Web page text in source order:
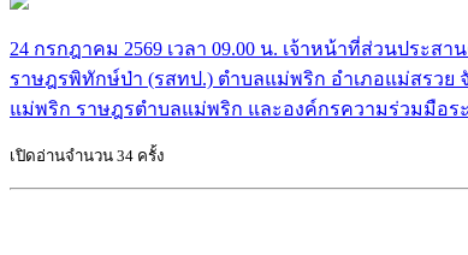
24 กรกฎาคม 2569 เวลา 09.00 น. เจ้าหน้าที่ส่วนประ
ราษฎรพิทักษ์ป่า (รสทป.) ตำบลแม่พริก อำเภอแม่สรวย
แม่พริก ราษฎรตำบลแม่พริก และองค์กรความร่วมมือร
เปิดอ่านจำนวน 34 ครั้ง